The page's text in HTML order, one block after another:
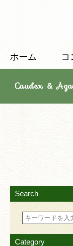
ホーム コ
Caudex ＆
Search
Category